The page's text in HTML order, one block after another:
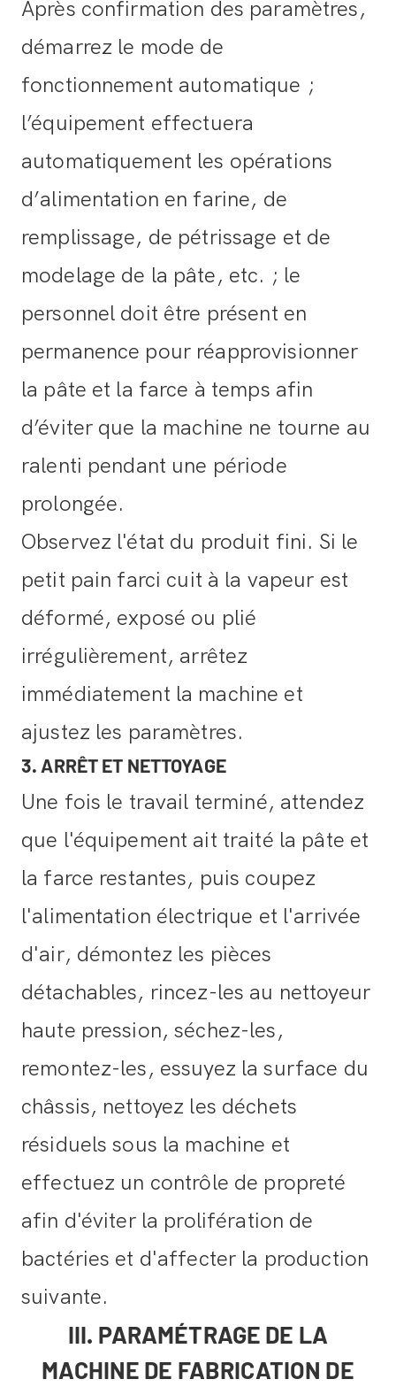
Après confirmation des paramètres,
démarrez le mode de
fonctionnement automatique ;
l’équipement effectuera
automatiquement les opérations
d’alimentation en farine, de
remplissage, de pétrissage et de
modelage de la pâte, etc. ; le
personnel doit être présent en
permanence pour réapprovisionner
la pâte et la farce à temps afin
d’éviter que la machine ne tourne au
ralenti pendant une période
prolongée.
Observez l'état du produit fini. Si le
petit pain farci cuit à la vapeur est
déformé, exposé ou plié
irrégulièrement, arrêtez
immédiatement la machine et
ajustez les paramètres.
3. ARRÊT ET NETTOYAGE
Une fois le travail terminé, attendez
que l'équipement ait traité la pâte et
la farce restantes, puis coupez
l'alimentation électrique et l'arrivée
d'air, démontez les pièces
détachables, rincez-les au nettoyeur
haute pression, séchez-les,
remontez-les, essuyez la surface du
châssis, nettoyez les déchets
résiduels sous la machine et
effectuez un contrôle de propreté
afin d'éviter la prolifération de
bactéries et d'affecter la production
suivante.
III. PARAMÉTRAGE DE LA
MACHINE DE FABRICATION DE